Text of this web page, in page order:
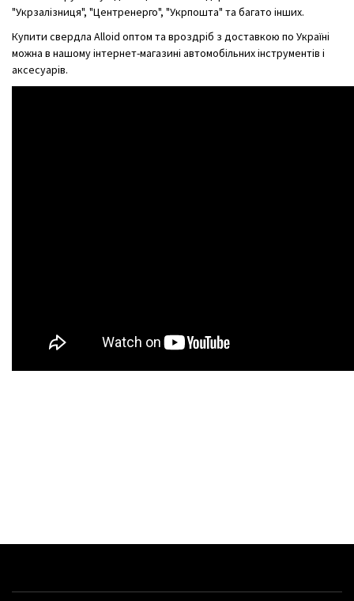
"Укрзалізниця", "Центренерго", "Укрпошта" та багато інших.
Купити свердла Alloid оптом та вроздріб з доставкою по Україні
можна в нашому інтернет-магазині автомобільних інструментів і
аксесуарів.